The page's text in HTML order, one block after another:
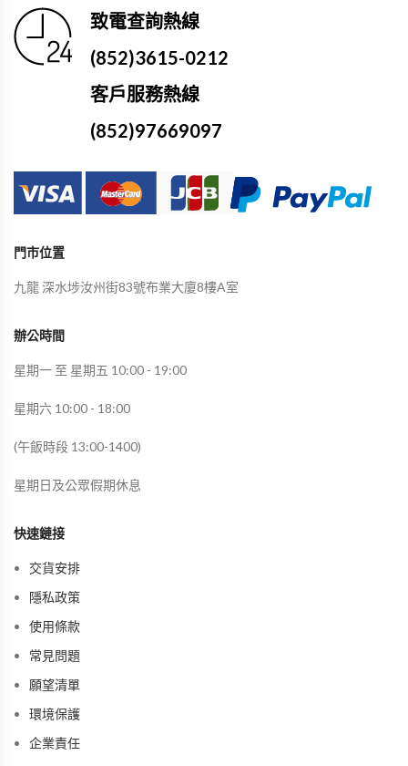
致電查詢熱線
(852)3615-0212
客戶服務熱線
(852)97669097
門市位置
九龍 深水埗汝州街83號布業大廈8樓A室
辦公時間
星期一 至 星期五 10:00 - 19:00
星期六 10:00 - 18:00
(午飯時段 13:00-1400)
星期日及公眾假期休息
快速鏈接
交貨安排
隱私政策
使用條款
常見問題
願望清單
環境保護
企業責任